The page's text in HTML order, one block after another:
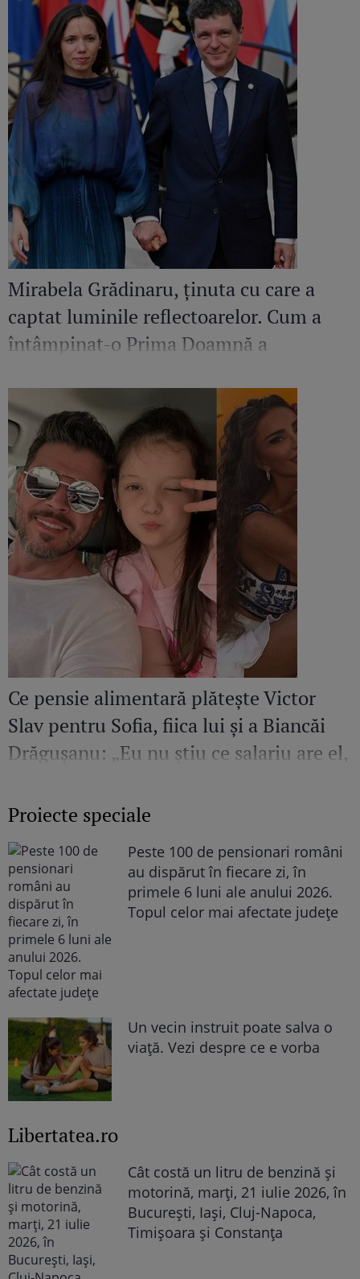
Mirabela Grădinaru, ținuta cu care a
captat luminile reflectoarelor. Cum a
întâmpinat-o Prima Doamnă a
Ce pensie alimentară plătește Victor
Slav pentru Sofia, fiica lui și a Biancăi
Drăgușanu: „Eu nu știu ce salariu are el,
pentru copilul lui”
Proiecte speciale
Peste 100 de pensionari români
au dispărut în fiecare zi, în
primele 6 luni ale anului 2026.
Topul celor mai afectate județe
Un vecin instruit poate salva o
viață. Vezi despre ce e vorba
Libertatea.ro
Cât costă un litru de benzină și
motorină, marți, 21 iulie 2026, în
București, Iași, Cluj-Napoca,
Timișoara și Constanța